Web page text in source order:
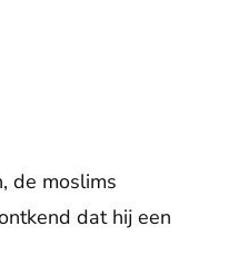
de moslims
dat hij een